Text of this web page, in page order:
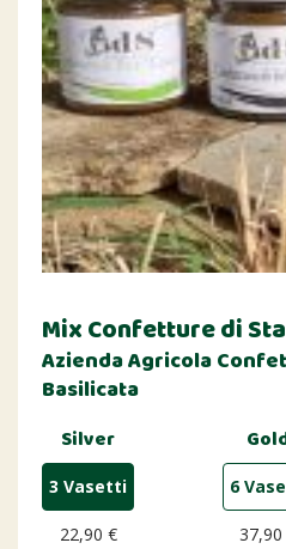
Mix Confetture di
Azienda Agricola
Basilicata
Silver
3 Vasetti
22,90 €
6